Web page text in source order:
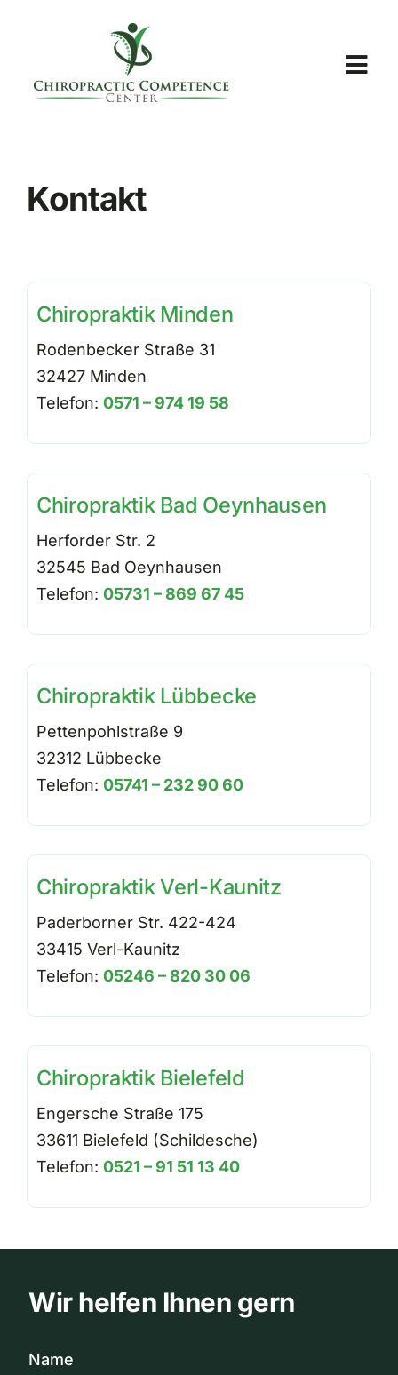
Analysezentren
Blog
Kontakt
Kontakt
Chiropraktik Minden
Rodenbecker Straße 31
32427 Minden
Telefon: 0571 – 974 19 58
Chiropraktik Bad Oeynhausen
Herforder Str. 2
32545 Bad Oeynhausen
Telefon: 05731 – 869 67 45
Chiropraktik Lübbecke
Pettenpohlstraße 9
32312 Lübbecke
Telefon: 05741 – 232 90 60
Chiropraktik Verl-Kaunitz
Paderborner Str. 422-424
33415 Verl-Kaunitz
Telefon: 05246 – 820 30 06
Chiropraktik Bielefeld
Engersche Straße 175
33611 Bielefeld (Schildesche)
Telefon: 0521 – 91 51 13 40
Wir helfen Ihnen gern
Name